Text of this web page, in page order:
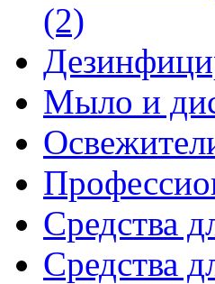
(2)
Мыло и
Средства
Средства